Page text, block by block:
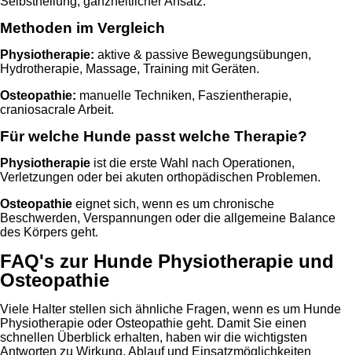
Methoden im Vergleich
Physiotherapie: aktive & passive Bewegungsübungen,
Hydrotherapie, Massage, Training mit Geräten.
Osteopathie: manuelle Techniken, Faszientherapie,
craniosacrale Arbeit.
Für welche Hunde passt welche Therapie?
Physiotherapie ist die erste Wahl nach Operationen,
Verletzungen oder bei akuten orthopädischen Problemen.
Osteopathie eignet sich, wenn es um chronische
Beschwerden, Verspannungen oder die allgemeine Balance
des Körpers geht.
FAQ's zur Hunde Physiotherapie und
Osteopathie
Viele Halter stellen sich ähnliche Fragen, wenn es um Hunde
Physiotherapie oder Osteopathie geht. Damit Sie einen
schnellen Überblick erhalten, haben wir die wichtigsten
Antworten zu Wirkung, Ablauf und Einsatzmöglichkeiten